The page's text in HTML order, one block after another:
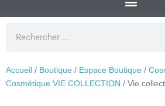
Accueil / Boutique / Espace Boutique /
Cosmétique VIE COLLECTION / Vie